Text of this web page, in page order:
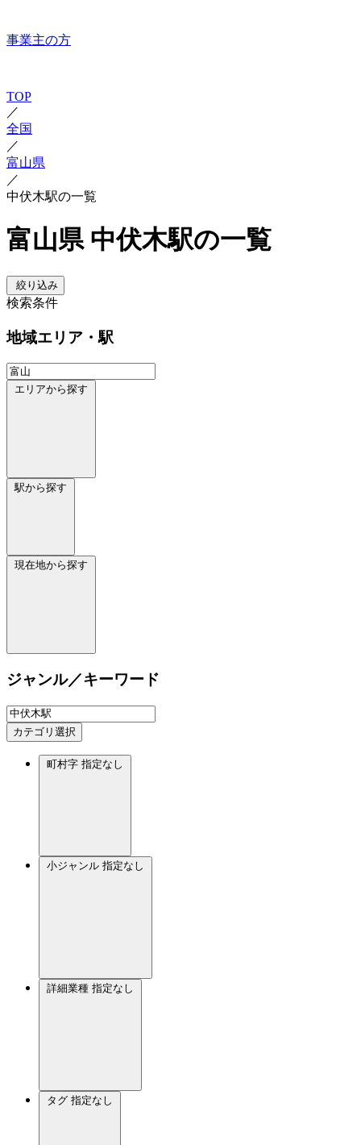
事業主の方
TOP
／
全国
／
富山県
／
中伏木駅の一覧
富山県 中伏木駅の一覧
絞り込み
検索条件
地域エリア・駅
エリアから探す
駅から探す
現在地から探す
ジャンル／キーワード
カテゴリ選択
町村字 指定なし
小ジャンル 指定なし
詳細業種 指定なし
タグ 指定なし